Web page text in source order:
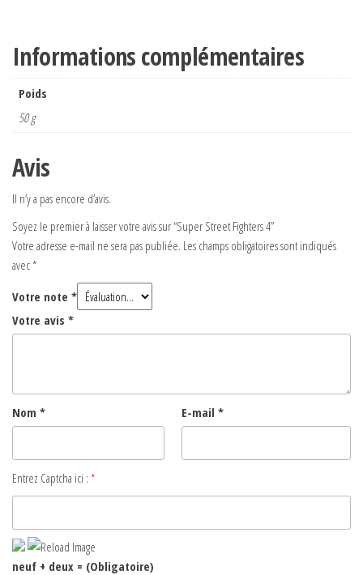
Informations complémentaires
Poids
50 g
Avis
Il n’y a pas encore d’avis.
Soyez le premier à laisser votre avis sur “Super Street Fighters 4”
Votre adresse e-mail ne sera pas publiée. Les champs obligatoires sont indiqués
avec*
Votre note *
Votre avis *
Nom * E-mail *
Entrez Captcha ici : *
neuf + deux = (Obligatoire)